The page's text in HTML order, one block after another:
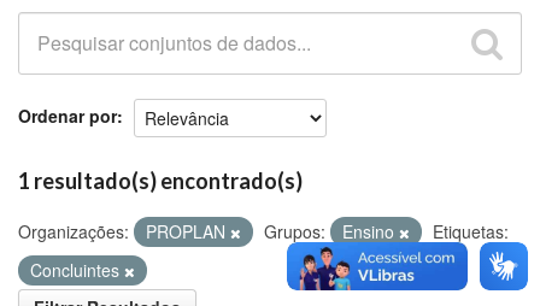
Ordenar por
1 resultado(s) encontrado(s)
Organizações: PROPLAN Grupos: Ensino
Etiquetas:
Concluintes